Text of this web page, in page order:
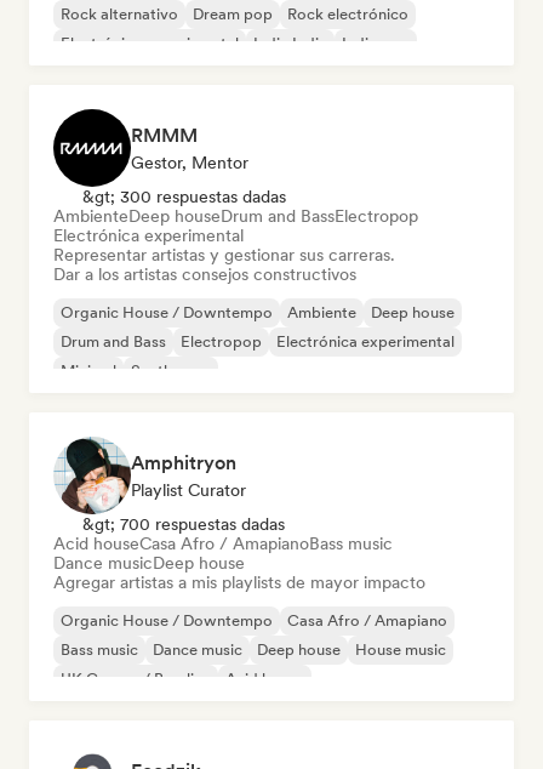
Rock alternativo Dream pop
Rock electrónico
Electrónica experimental
Indie India Indie pop
RMMM
Gestor, Mentor
&gt; 300 respuestas dadas
AmbienteDeep houseDrum and BassElectropop
Electrónica experimental
Representar artistas y gestionar sus carreras.
Dar a los artistas consejos constructivos
Organic House / Downtempo Ambiente
Deep house
Drum and Bass
Electropop
Electrónica experimental
Minimal
Synthwave
Amphitryon
Playlist Curator
&gt; 700 respuestas dadas
Acid houseCasa Afro / AmapianoBass music
Dance musicDeep house
Agregar artistas a mis playlists de mayor impacto
Organic House / Downtempo
Casa Afro / Amapiano
Bass music
Dance music Deep house
House music
UK Garage / Bassline
Acid house